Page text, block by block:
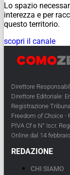
Lo spazio
interezza e per
questo territorio.
scopri il canale
Direttore
Direttore Editoriale:
Registrazione
Freedom of Choice -
PIVA Cf e N° Iscr.
Online dal 14
REDAZIONE
CHI SIAMO